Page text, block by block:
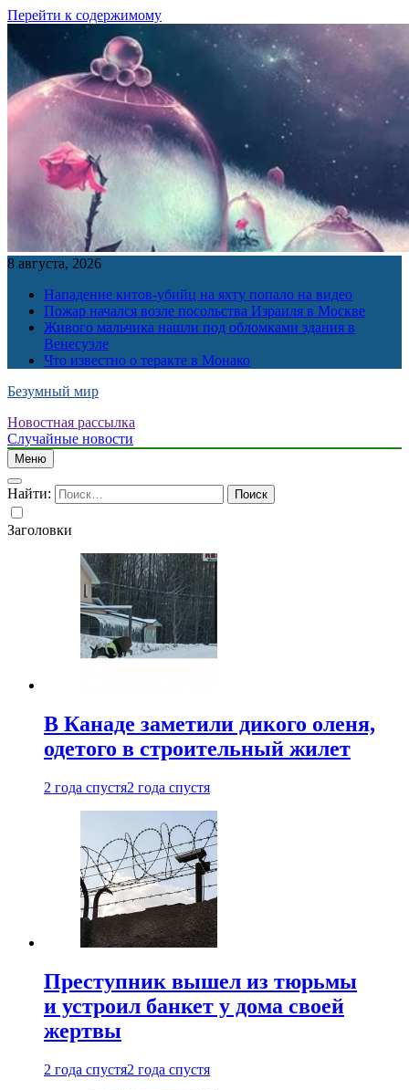
Перейти к содержимому
8 августа, 2026
Нападение китов-убийц на яхту попало на видео
Пожар начался возле посольства Израиля в Москве
Живого мальчика нашли под обломками здания в
Венесуэле
Что известно о теракте в Монако
Безумный мир
Новостная рассылка
Случайные новости
Меню
Найти:
Заголовки
В Канаде заметили дикого оленя,
одетого в строительный жилет
2 года спустя2 года спустя
Преступник вышел из тюрьмы
и устроил банкет у дома своей
жертвы
2 года спустя2 года спустя